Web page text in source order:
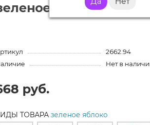
яблоко с
2662.94
Нет в
руб.
ТОВАРАзеленое яблоко